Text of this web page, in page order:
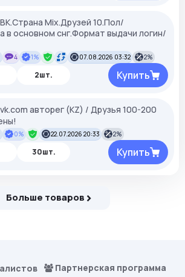
ВК.Страна Mix.Друзей 10.Пол/
в основном снг.Формат выдачи логин/
4 1% 07.08.2026 03:32 2%
2шт. Купить
vk.com авторег (KZ) / Друзья 100-200
0% 22.07.2026 20:33 2%
30шт. Купить
Больше товаров
Партнерская программа